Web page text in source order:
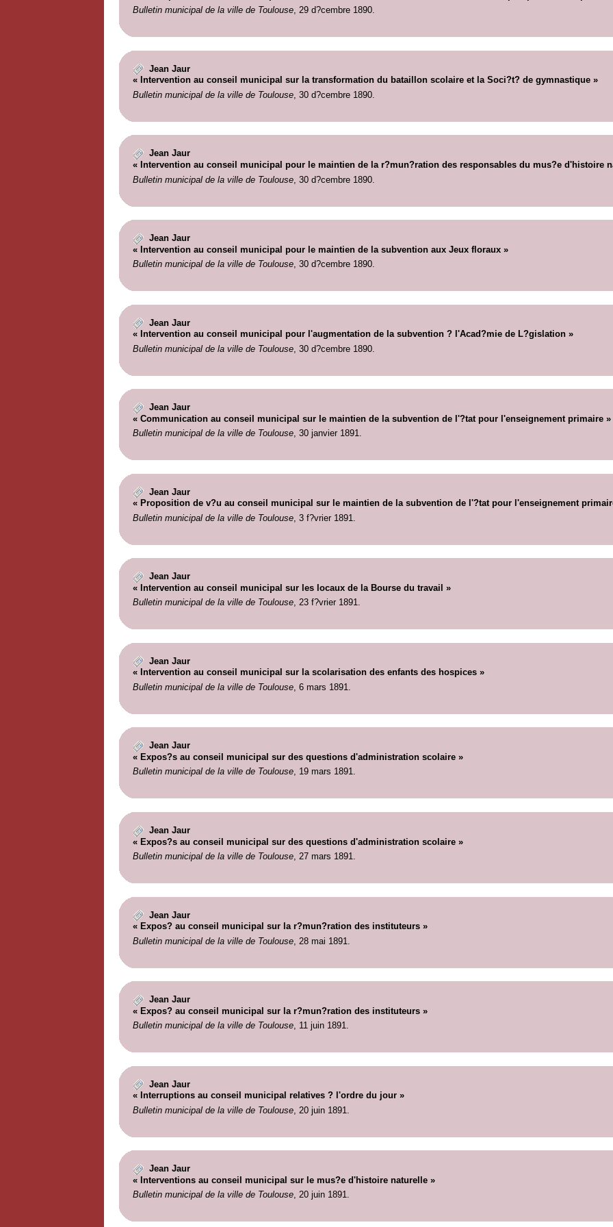
Bulletin municipal de la ville de Toulouse, 29 d?cembre 1890.
Jean Jaur
« Intervention au conseil municipal sur la transformation du bataillon scolaire et la Soci?t? de gymnastique »
Bulletin municipal de la ville de Toulouse, 30 d?cembre 1890.
Jean Jaur
« Intervention au conseil municipal pour le maintien de la r?mun?ration des responsables du mus?e d'histoire
Bulletin municipal de la ville de Toulouse, 30 d?cembre 1890.
Jean Jaur
« Intervention au conseil municipal pour le maintien de la subvention aux Jeux floraux »
Bulletin municipal de la ville de Toulouse, 30 d?cembre 1890.
Jean Jaur
« Intervention au conseil municipal pour l'augmentation de la subvention ? l'Acad?mie de L?gislation »
Bulletin municipal de la ville de Toulouse, 30 d?cembre 1890.
Jean Jaur
« Communication au conseil municipal sur le maintien de la subvention de l'?tat pour l'enseignement primaire »
Bulletin municipal de la ville de Toulouse, 30 janvier 1891.
Jean Jaur
« Proposition de v?u au conseil municipal sur le maintien de la subvention de l'?tat pour l'enseignement
Bulletin municipal de la ville de Toulouse, 3 f?vrier 1891.
Jean Jaur
« Intervention au conseil municipal sur les locaux de la Bourse du travail »
Bulletin municipal de la ville de Toulouse, 23 f?vrier 1891.
Jean Jaur
« Intervention au conseil municipal sur la scolarisation des enfants des hospices »
Bulletin municipal de la ville de Toulouse, 6 mars 1891.
Jean Jaur
« Expos?s au conseil municipal sur des questions d'administration scolaire »
Bulletin municipal de la ville de Toulouse, 19 mars 1891.
Jean Jaur
« Expos?s au conseil municipal sur des questions d'administration scolaire »
Bulletin municipal de la ville de Toulouse, 27 mars 1891.
Jean Jaur
« Expos? au conseil municipal sur la r?mun?ration des instituteurs »
Bulletin municipal de la ville de Toulouse, 28 mai 1891.
Jean Jaur
« Expos? au conseil municipal sur la r?mun?ration des instituteurs »
Bulletin municipal de la ville de Toulouse, 11 juin 1891.
Jean Jaur
« Interruptions au conseil municipal relatives ? l'ordre du jour »
Bulletin municipal de la ville de Toulouse, 20 juin 1891.
Jean Jaur
« Interventions au conseil municipal sur le mus?e d'histoire naturelle »
Bulletin municipal de la ville de Toulouse, 20 juin 1891.